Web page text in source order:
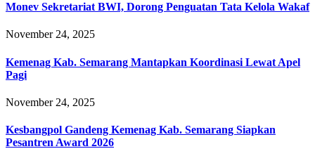
Monev Sekretariat BWI, Dorong Penguatan Tata Kelola Wakaf
November 24, 2025
Kemenag Kab. Semarang Mantapkan Koordinasi Lewat Apel
Pagi
November 24, 2025
Kesbangpol Gandeng Kemenag Kab. Semarang Siapkan
Pesantren Award 2026